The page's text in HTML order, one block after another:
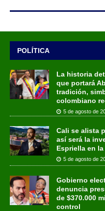
POLÍTICA
La historia
que portará
tradición,
colombiano
5 de agosto de
Cali se alista
así será la
Espriella en la
5 de agosto de
Gobierno
denuncia
de $370.000
control